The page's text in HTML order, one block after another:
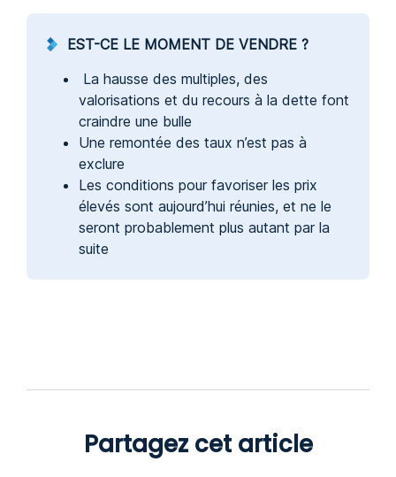
EST-CE LE MOMENT DE VENDRE ?
La hausse des multiples, des
valorisations et du recours à la dette font
craindre une bulle
Une remontée des taux n’est pas à
exclure
Les conditions pour favoriser les prix
élevés sont aujourd’hui réunies, et ne le
seront probablement plus autant par la
suite
Partagez cet article